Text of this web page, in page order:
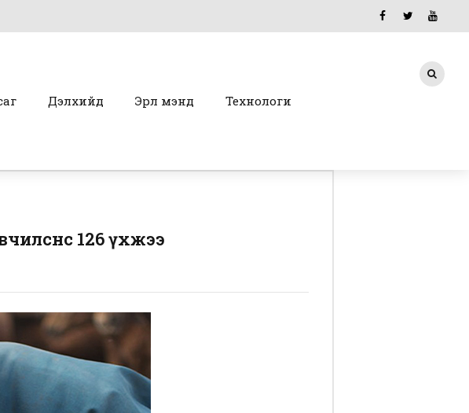
Дэлхийд Эрүүл мэнд Технологи
126 үхжээ